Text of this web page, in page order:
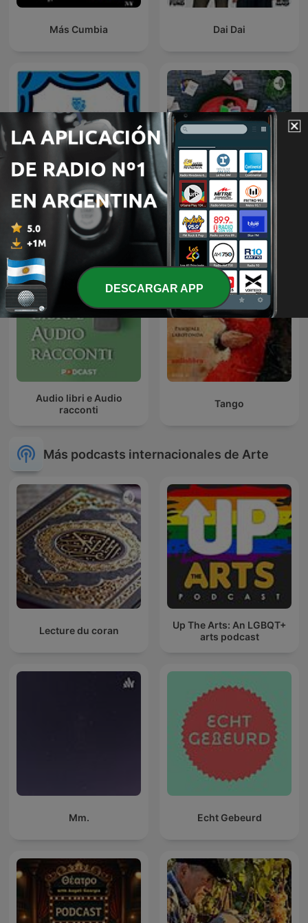
Más Cumbia Dai Dai
Las dos carátulas Libros Y Más Libros
Audio libri e Audio
racconti
Tango
Más podcasts internacionales de Arte
Lecture du coran
Up The Arts: An LGBQT+
arts podcast
Mm. Echt Gebeurd
DESCARGAR APP